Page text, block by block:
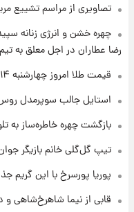
۱۵ ساعت پیش
کرد
۱۶ ساعت پیش
۱۴۰۵/ نرخ‌ها ثابت
علی
۱۷ ساعت پیش
تصاویری از مراسم تشییع
چهره خشن و انرژی زنانه
رضا عطاران در اجل معلق به
قیمت طلا امروز چهارشنبه ۱۴ مرداد ۱۴۰۵
استایل جالب سوپرمدل
بازگشت چهره خاطره‌ساز به
تیپ گل‌گلی خانم بازیگر
پوریا پورسرخ با این
قابی از نیما شاهرخ‌شاهی و